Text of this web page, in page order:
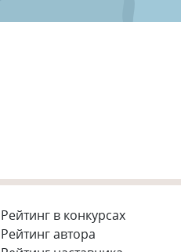
Рейтинг в конкурсах
Рейтинг автора